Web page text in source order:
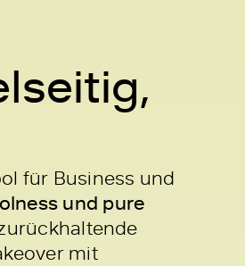
für Business und
und pure
mit